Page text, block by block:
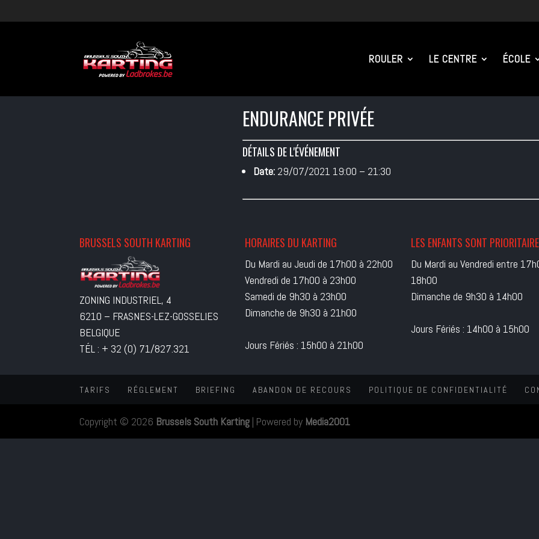
ROULER LE CENTRE ÉCOLE
ENDURANCE PRIVÉE
DÉTAILS DE L'ÉVÉNEMENT
Date: 29/07/2021 19:00 – 21:30
BRUSSELS SOUTH KARTING
ZONING INDUSTRIEL, 4
6210 – FRASNES-LEZ-GOSSELIES
BELGIQUE
TÉL : + 32 (0) 71/827.321
HORAIRES DU KARTING
Du Mardi au Jeudi de 17h00 à 22h00
Vendredi de 17h00 à 23h00
Samedi de 9h30 à 23h00
Dimanche de 9h30 à 21h00
Jours Fériés : 15h00 à 21h00
LES ENFANTS SONT
Du Mardi au Vendredi entre
18h00
Dimanche de 9h30 à 14h00
Jours Fériés : 14h00 à 15h00
TARIFS RÉGLEMENT BRIEFING ABANDON DE RECOURS POLITIQUE DE CONFIDENTIALITÉ
Copyright © 2026 Brussels South Karting | Powered by Media2001